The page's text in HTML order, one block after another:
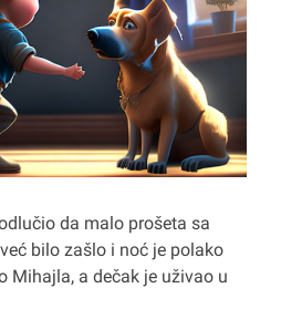
da malo prošeta sa
bilo zašlo i noć je polako
Mihajla, a dečak je uživao u